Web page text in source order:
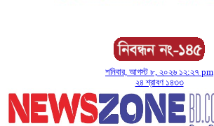
শনিবার, আগস্ট ৮, ২০২৬ ১২:২৭ pm
২৪ শ্রাবণ ১৪৩৩